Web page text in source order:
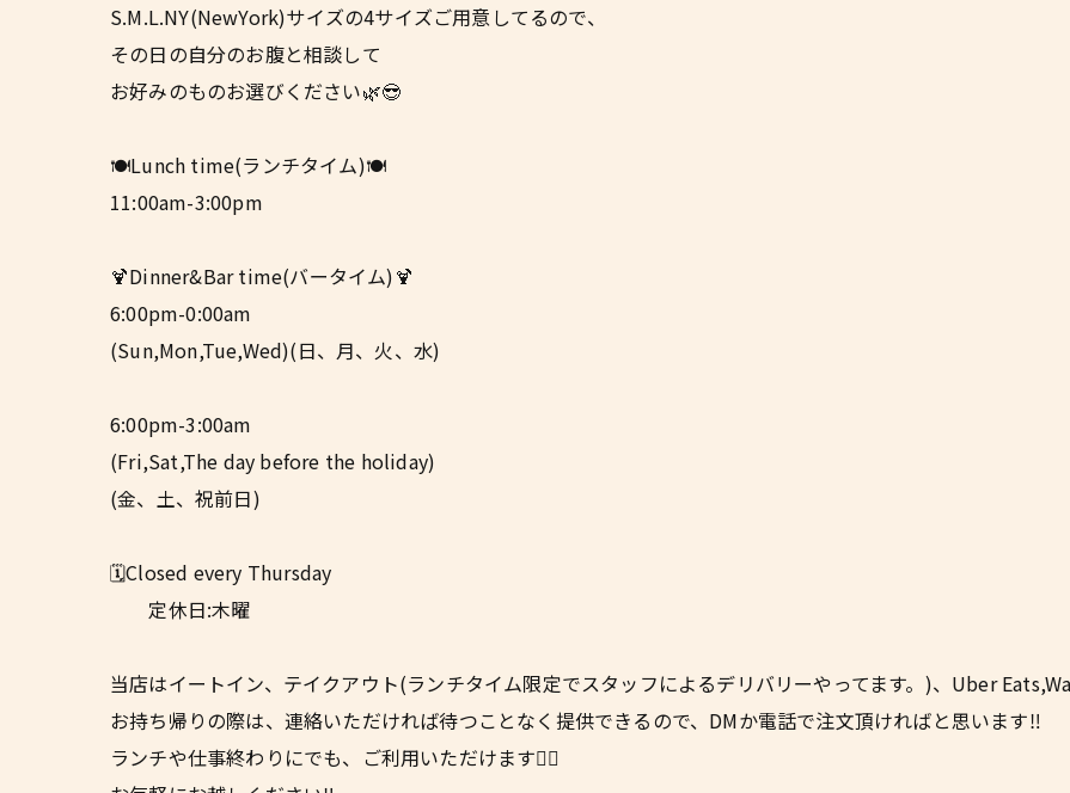
S.M.L.NY(NewYork)サイズの4サイズご用意してるので、
その日の自分のお腹と相談して
お好みのものお選びください🌿😎
🍽Lunch time(ランチタイム)🍽
11:00am-3:00pm
🍹Dinner&Bar time(バータイム)🍹
6:00pm-0:00am
(Sun,Mon,Tue,Wed)(日、月、火、水)
6:00pm-3:00am
(Fri,Sat,The day before the holiday)
(金、土、祝前日)
🗓️Closed every Thursday
定休日:木曜
当店はイートイン、テイクアウト(ランチタイム限定でスタッフによるデリバリーやってます。)、Uber
お持ち帰りの際は、連絡いただければ待つことなく提供できるので、DMか電話で注文頂ければと思います‼︎
ランチや仕事終わりにでも、ご利用いただけます✌🏼